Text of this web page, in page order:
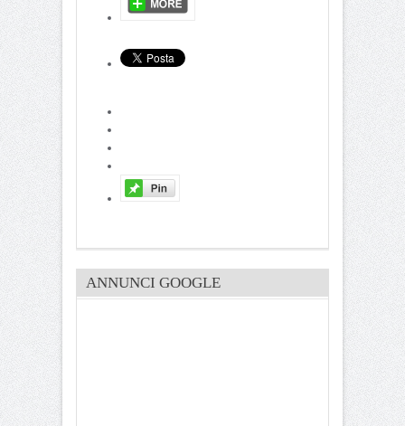
ANNUNCI GOOGLE